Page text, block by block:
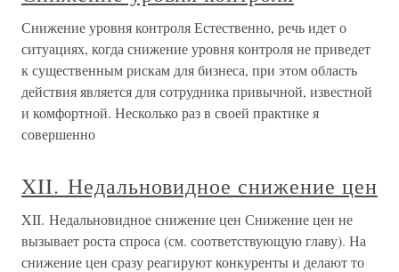
Снижение уровня контроля Естественно, речь идет о
ситуациях, когда снижение уровня контроля не приведет
к существенным рискам для бизнеса, при этом область
действия является для сотрудника привычной, известной
и комфортной. Несколько раз в своей практике я
совершенно
XII. Недальновидное снижение цен
XII. Недальновидное снижение цен Снижение цен не
вызывает роста спроса (см. соответствующую главу). На
снижение цен сразу реагируют конкуренты и делают то